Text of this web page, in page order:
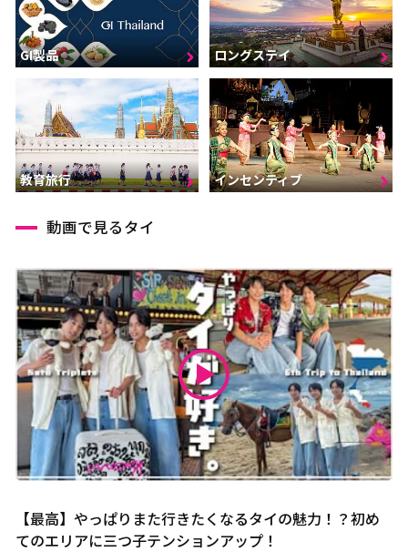
GI製品 ロングステイ
教育旅行 インセンティブ
動画で見るタイ
【最高】やっぱりまた行きたくなるタイの魅力！？初め
てのエリアに三つ子テンションアップ！